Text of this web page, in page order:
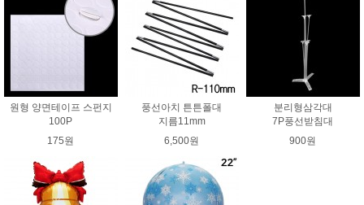
원형 양면테이프 스펀지
100P
175원
풍선아치 튼튼폴대
지름11mm
6,500원
분리형삼각대
7P풍선받침대
900원